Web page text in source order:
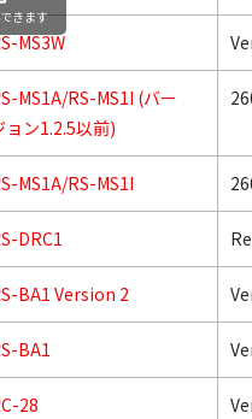
MS3W
MS1A/RS-MS1I (バー
ョン1.2.5以前)
MS1A/RS-MS1I
DRC1
BA1 Version 2
BA1
28
きます